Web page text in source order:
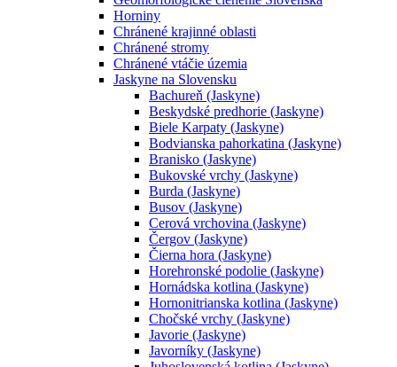
Horniny
Chránené krajinné oblasti
Chránené stromy
Chránené vtáčie územia
Jaskyne na Slovensku
Bachureň (Jaskyne)
Beskydské predhorie (Jaskyne)
Biele Karpaty (Jaskyne)
Bodvianska pahorkatina (Jaskyne)
Branisko (Jaskyne)
Bukovské vrchy (Jaskyne)
Burda (Jaskyne)
Busov (Jaskyne)
Cerová vrchovina (Jaskyne)
Čergov (Jaskyne)
Čierna hora (Jaskyne)
Horehronské podolie (Jaskyne)
Hornádska kotlina (Jaskyne)
Hornonitrianska kotlina (Jaskyne)
Chočské vrchy (Jaskyne)
Javorie (Jaskyne)
Javorníky (Jaskyne)